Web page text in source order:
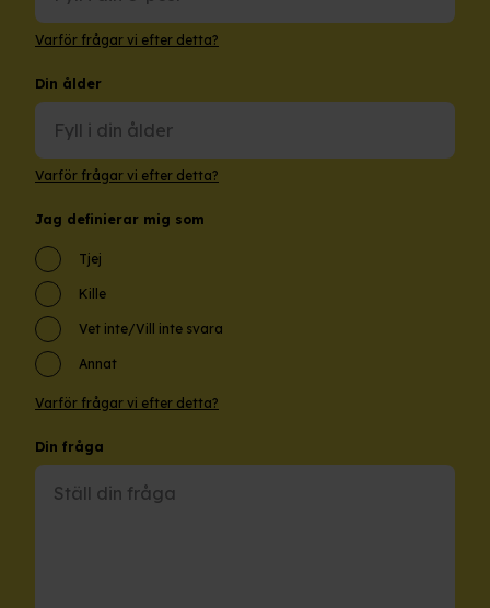
Varför frågar vi efter detta?
Din ålder
Varför frågar vi efter detta?
Jag definierar mig som
Tjej
Kille
Vet inte/Vill inte svara
Annat
Varför frågar vi efter detta?
Din fråga